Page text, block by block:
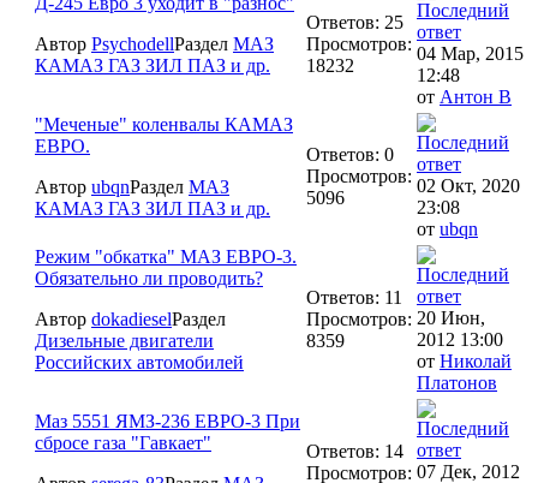
Автор PsychodellРаздел МАЗ
КАМАЗ ГАЗ ЗИЛ ПАЗ и др.
Ответов: 25
Просмотров:
18232
04 Мар, 2015
12:48
от Антон В
"Меченые" коленвалы КАМАЗ
ЕВРО.
Автор ubqnРаздел МАЗ
КАМАЗ ГАЗ ЗИЛ ПАЗ и др.
Ответов: 0
Просмотров:
5096
02 Окт, 2020
23:08
от ubqn
Режим "обкатка" МАЗ ЕВРО-3.
Обязательно ли проводить?
Автор dokadieselРаздел
Дизельные двигатели
Российских автомобилей
Ответов: 11
Просмотров:
8359
20 Июн,
2012 13:00
от Николай
Платонов
Маз 5551 ЯМЗ-236 ЕВРО-3 При
сбросе газа "Гавкает"
Ответов: 14
Просмотров: 07 Дек, 2012